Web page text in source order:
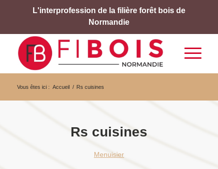
L'interprofession de la filière forêt bois de
Normandie
Vous êtes ici : Accueil / Rs cuisines
Rs cuisines
Menuisier